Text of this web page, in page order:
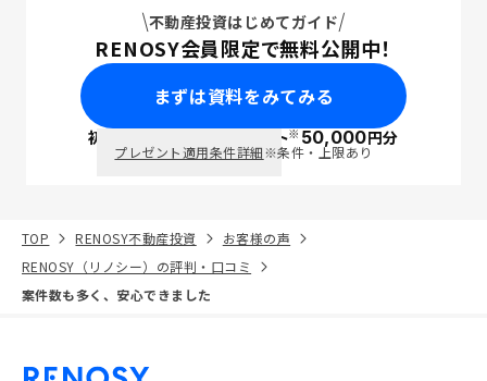
不動産投資はじめてガイド
RENOSY会員限定で無料公開中！
まずは資料をみてみる
初回面談で ポイント※50,000円分
プレゼント適用条件詳細※条件・上限あり
TOP RENOSY不動産投資
お客様の声
RENOSY（リノシー）の評判・口コミ
案件数も多く、安心できました